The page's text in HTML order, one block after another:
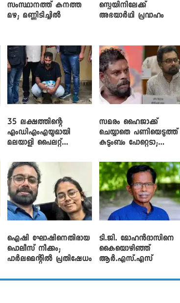
സംസ്ഥാനത്ത് കനത്ത
മഴ; മണ്ണിടിച്ചിൽ
സ്പെയിനിലേക്ക്
അഭയാർഥി പ്രവാഹം
35 ലക്ഷത്തിന്റെ
എംഡിഎംഎയുമായി
മലയാളി പൈലറ്റ്
സമരം ഹൈജാക്ക്
ചെയ്യാതെ പണിയെടുത്ത്
കുടുംബം പോറ്റെടാ;
വിനായകൻ
ഐഷി ഘോഷിനെതിരായ
പൊലീസ് നീക്കം;
പാര്‍ലമെന്റിൽ പ്രതിഷേധം
ടി.ജി. മോഹൻദാസിനെ
കൈയൊഴിഞ്ഞ്
ആർ.എസ്.എസ്